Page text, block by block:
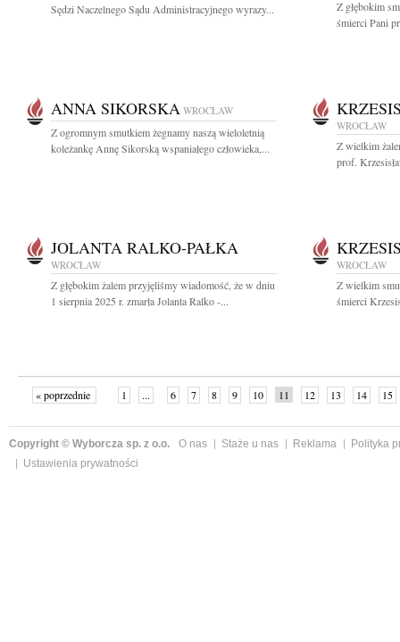
Sędzi Naczelnego Sądu Administracyjnego wyrazy...
Z głębokim
śmierci Pani
ANNA SIKORSKA WROCŁAW
Z ogromnym smutkiem żegnamy naszą wieloletnią
koleżankę Annę Sikorską wspaniałego człowieka,...
WROCŁAW
Z wielkim
prof.
JOLANTA RALKO-PAŁKA
WROCŁAW
Z głębokim żalem przyjęliśmy wiadomość, że w dniu
1 sierpnia 2025 r. zmarła Jolanta Ralko -...
WROCŁAW
Z wielkim
śmierci
« poprzednie 1 ... 6 7 8 9 10 11 12 13 14 15
Copyright © Wyborcza sp. z o.o. O nas Staże u nas Reklama
Polityka
Ustawienia prywatności